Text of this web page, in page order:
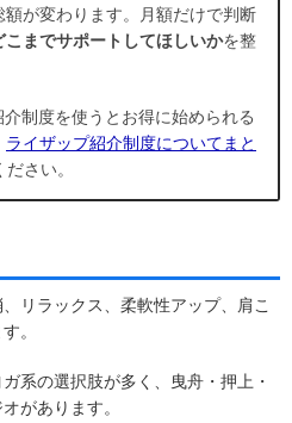
が変わります。月額だけで判断
こまでサポートしてほしいかを整
制度を使うとお得に始められる
ライザップ紹介制度についてまと
さい。
リラックス、柔軟性アップ、肩こ
。
系の選択肢が多く、曳舟・押上・
があります。